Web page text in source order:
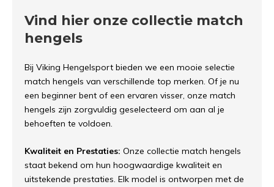
Vind hier onze collectie match
hengels
Bij Viking Hengelsport bieden we een mooie selectie
match hengels van verschillende top merken. Of je nu
een beginner bent of een ervaren visser, onze match
hengels zijn zorgvuldig geselecteerd om aan al je
behoeften te voldoen.
Kwaliteit en Prestaties: Onze collectie match hengels
staat bekend om hun hoogwaardige kwaliteit en
uitstekende prestaties. Elk model is ontworpen met de